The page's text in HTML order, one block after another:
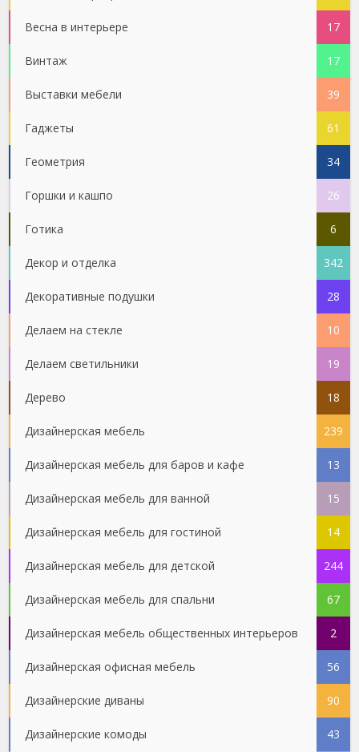
Весна в интерьере 17
Винтаж 17
Выставки мебели 39
Гаджеты 61
Геометрия 34
Горшки и кашпо 26
Готика 6
Декор и отделка 342
Декоративные подушки 28
Делаем на стекле 10
Делаем светильники 19
Дерево 18
Дизайнерская мебель 239
Дизайнерская мебель для баров и кафе 13
Дизайнерская мебель для ванной 15
Дизайнерская мебель для гостиной 14
Дизайнерская мебель для детской 244
Дизайнерская мебель для спальни 67
Дизайнерская мебель общественных интерьеров 2
Дизайнерская офисная мебель 56
Дизайнерские диваны 90
Дизайнерские комоды 43